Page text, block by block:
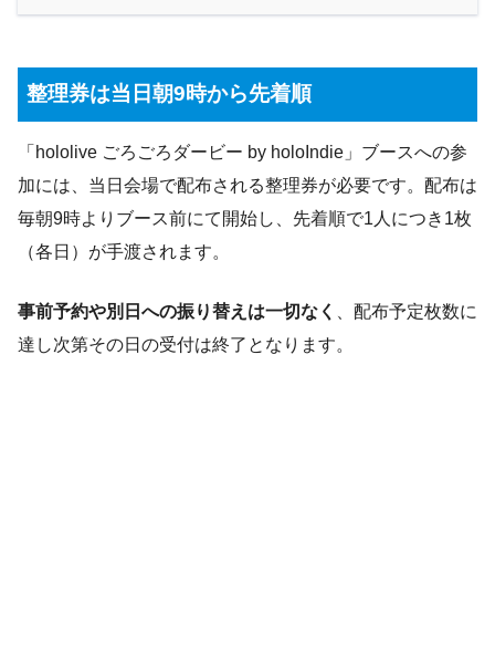
整理券は当日朝9時から先着順
「hololive ごろごろダービー by holoIndie」ブースへの参
加には、当日会場で配布される整理券が必要です。配布は
毎朝9時よりブース前にて開始し、先着順で1人につき1枚
（各日）が手渡されます。
事前予約や別日への振り替えは一切なく
、配布予定枚数に
達し次第その日の受付は終了となります。